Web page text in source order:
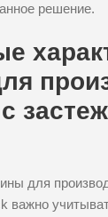
решение.
для
важно